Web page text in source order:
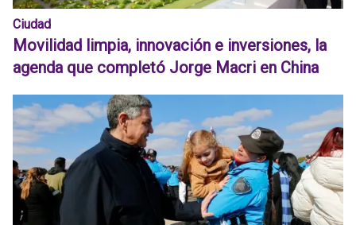
Ciudad
Movilidad limpia, innovación e inversiones, la
agenda que completó Jorge Macri en China